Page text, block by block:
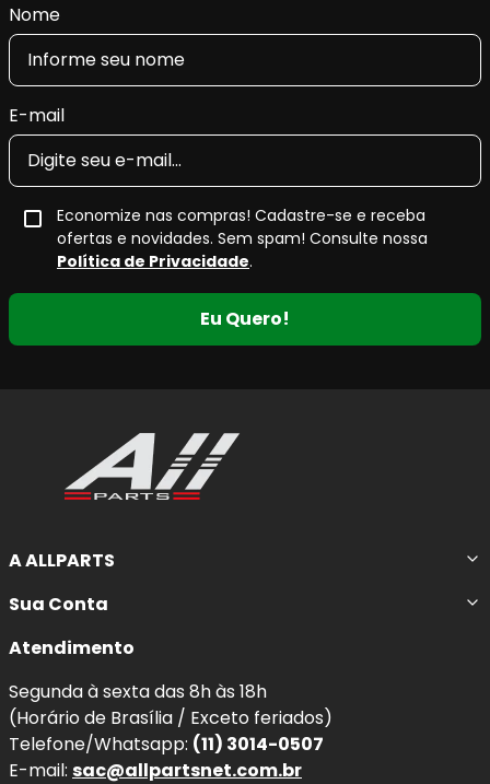
Nome
E-mail
Economize nas compras! Cadastre-se e receba
ofertas e novidades. Sem spam! Consulte nossa
Política de Privacidade.
Eu Quero!
A ALLPARTS
Sua Conta
Atendimento
Segunda à sexta das 8h às 18h
(Horário de Brasília / Exceto feriados)
Telefone/Whatsapp: (11) 3014-0507
E-mail: sac@allpartsnet.com.br